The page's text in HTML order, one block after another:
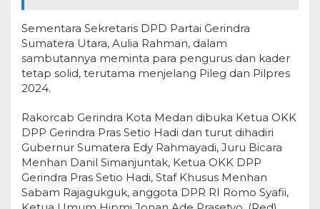
Sementara Sekretaris DPD Partai Gerindra
Sumatera Utara, Aulia Rahman, dalam
sambutannya meminta para pengurus dan kader
tetap solid, terutama menjelang Pileg dan Pilpres
2024.
Rakorcab Gerindra Kota Medan dibuka Ketua OKK
DPP Gerindra Pras Setio Hadi dan turut dihadiri
Gubernur Sumatera Edy Rahmayadi, Juru Bicara
Menhan Danil Simanjuntak, Ketua OKK DPP
Gerindra Pras Setio Hadi, Staf Khusus Menhan
Sabam Rajagukguk, anggota DPR RI Romo Syafii,